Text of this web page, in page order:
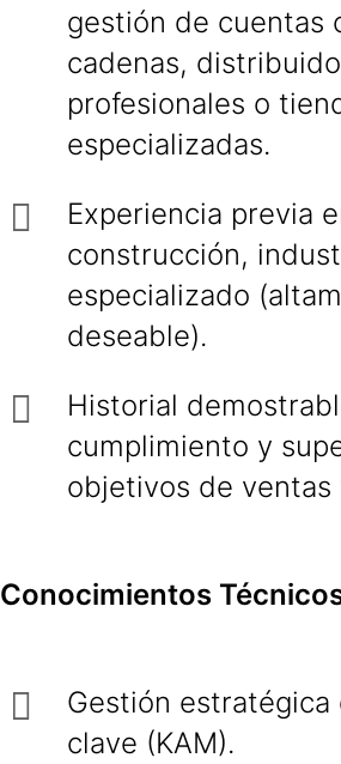
gestión de cuentas
cadenas,
profesionales o
especializadas.
Experiencia previa
construcción,
especializado
deseable).
Historial
cumplimiento y
objetivos de
Conocimientos
Gestión estratégica
clave (KAM).